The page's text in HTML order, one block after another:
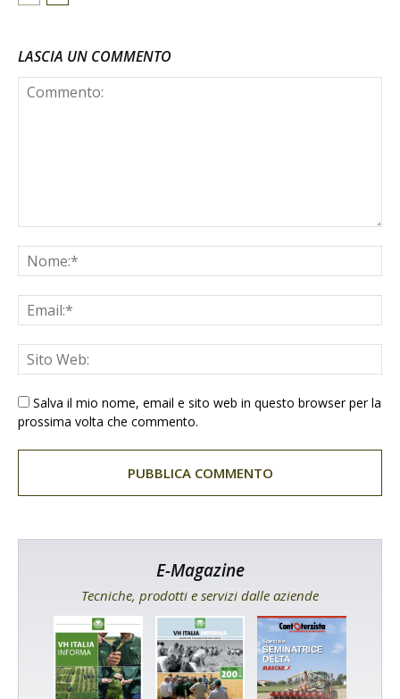
LASCIA UN COMMENTO
Salva il mio nome, email e sito web in questo browser per la
prossima volta che commento.
E-Magazine
Tecniche, prodotti e servizi dalle aziende